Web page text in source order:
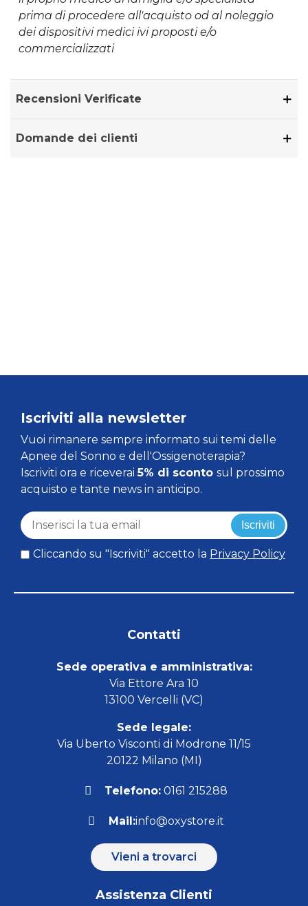
prima di procedere all'acquisto od al noleggio
dei dispositivi medici ivi proposti e/o
commercializzati
Recensioni Verificate
Domande dei clienti
Iscriviti alla newsletter
Vuoi rimanere sempre informato sui temi delle
Apnee del Sonno e dell'Ossigenoterapia?
Iscriviti ora e riceverai5% di sconto sul prossimo
acquisto e tante news in anticipo.
Iscriviti
Cliccando su "Iscriviti" accetto la Privacy Policy
Contatti
Sede operativa e amministrativa:
Via Ettore Ara 10
13100 Vercelli (VC)
Sede legale:
Via Uberto Visconti di Modrone 11/15
20122 Milano (MI)
Telefono: 0161 215288
Mail:info@oxystore.it
Vieni a trovarci
Assistenza Clienti